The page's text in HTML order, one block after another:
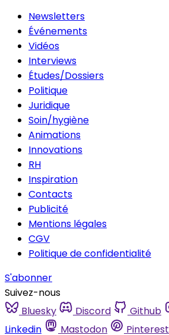
Newsletters
Événements
Vidéos
Interviews
Études/Dossiers
Politique
Juridique
Soin/hygiène
Animations
Innovations
RH
Inspiration
Contacts
Publicité
Mentions légales
CGV
Politique de confidentialité
S'abonner
Suivez-nous
Bluesky
Discord Github
Linkedin
Mastodon Pinterest